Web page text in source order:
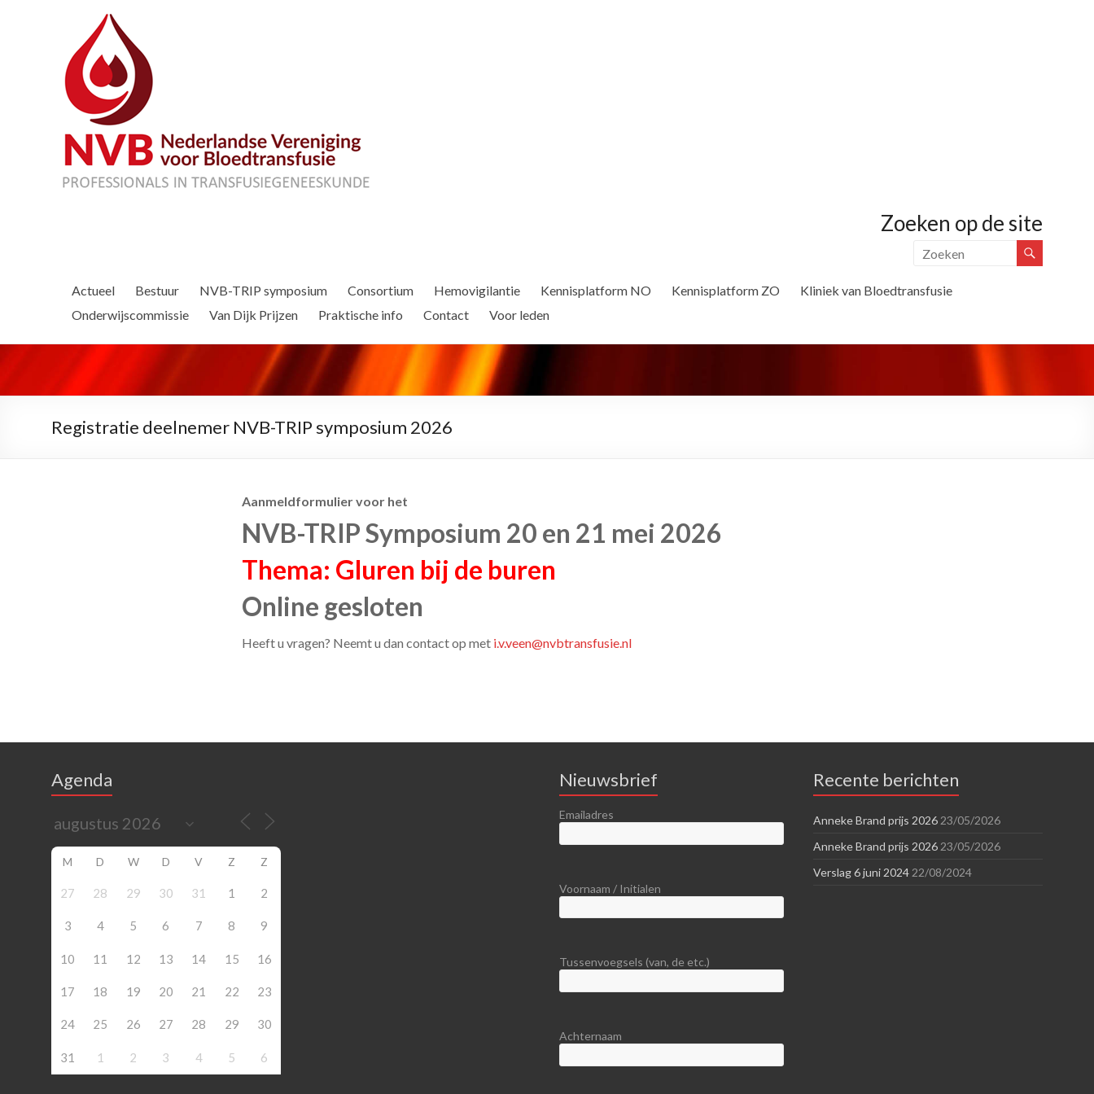
Zoeken op de site
Actueel Bestuur NVB-TRIP symposium Consortium Hemovigilantie Kennisplatform NO Kennisplatform ZO
Kliniek van Bloedtransfusie
Onderwijscommissie
Van Dijk Prijzen Praktische info Contact Voor leden
Registratie deelnemer NVB-TRIP symposium 2026
Aanmeldformulier voor het
NVB-TRIP Symposium 20 en 21 mei 2026
Thema: Gluren bij de buren
Online gesloten
Heeft u vragen? Neemt u dan contact op met i.v.veen@nvbtransfusie.nl
Agenda
M D W D V Z Z
27 28 29 30 31 1 2
3 4 5 6 7 8 9
10 11 12 13 14 15 16
17 18 19 20 21 22 23
24 25 26 27 28 29 30
31 1 2 3 4 5 6
Nieuwsbrief
Emailadres
Voornaam / Initialen
Tussenvoegsels (van, de etc.)
Achternaam
Recente berichten
Anneke Brand prijs 2026 23/05/2026
Anneke Brand prijs 2026 23/05/2026
Verslag 6 juni 2024 22/08/2024